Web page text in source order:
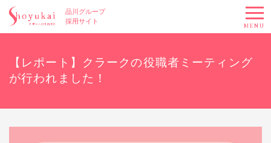
品川グループ
採用サイト
MENU
【レポート】クラークの役職者ミーティング
が行われました！